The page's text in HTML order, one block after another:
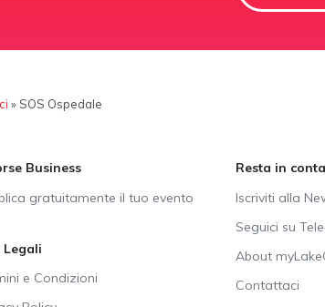
» SOS Ospedale
Business
gratuitamente il tuo evento
Legali
e Condizioni
Resta in
Iscriviti alla
Seguici su
About
Contattaci